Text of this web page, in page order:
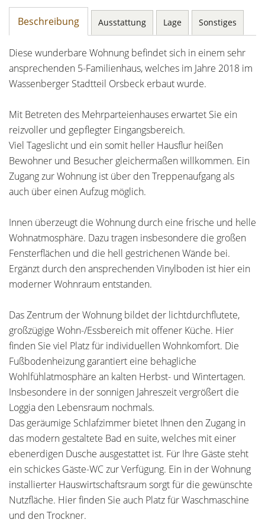
Beschreibung Ausstattung Lage Sonstiges
Diese wunderbare Wohnung befindet sich in einem sehr
ansprechenden 5-Familienhaus, welches im Jahre 2018 im
Wassenberger Stadtteil Orsbeck erbaut wurde.
Mit Betreten des Mehrparteienhauses erwartet Sie ein
reizvoller und gepflegter Eingangsbereich.
Viel Tageslicht und ein somit heller Hausflur heißen
Bewohner und Besucher gleichermaßen willkommen. Ein
Zugang zur Wohnung ist über den Treppenaufgang als
auch über einen Aufzug möglich.
Innen überzeugt die Wohnung durch eine frische und helle
Wohnatmosphäre. Dazu tragen insbesondere die großen
Fensterflächen und die hell gestrichenen Wände bei.
Ergänzt durch den ansprechenden Vinylboden ist hier ein
moderner Wohnraum entstanden.
Das Zentrum der Wohnung bildet der lichtdurchflutete,
großzügige Wohn-/Essbereich mit offener Küche. Hier
finden Sie viel Platz für individuellen Wohnkomfort. Die
Fußbodenheizung garantiert eine behagliche
Wohlfühlatmosphäre an kalten Herbst- und Wintertagen.
Insbesondere in der sonnigen Jahreszeit vergrößert die
Loggia den Lebensraum nochmals.
Das geräumige Schlafzimmer bietet Ihnen den Zugang in
das modern gestaltete Bad en suite, welches mit einer
ebenerdigen Dusche ausgestattet ist. Für Ihre Gäste steht
ein schickes Gäste-WC zur Verfügung. Ein in der Wohnung
installierter Hauswirtschaftsraum sorgt für die gewünschte
Nutzfläche. Hier finden Sie auch Platz für Waschmaschine
und den Trockner.